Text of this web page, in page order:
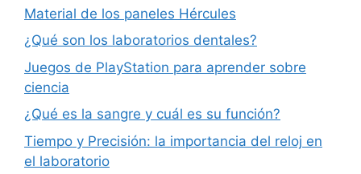
Material de los paneles Hércules
¿Qué son los laboratorios dentales?
Juegos de PlayStation para aprender sobre
ciencia
¿Qué es la sangre y cuál es su función?
Tiempo y Precisión: la importancia del reloj en
el laboratorio